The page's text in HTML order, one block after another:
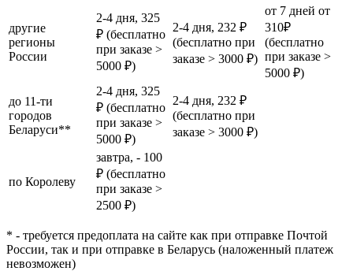
другие
регионы
России
2-4 дня, 325
₽ (бесплатно
при заказе >
5000 ₽)
2-4 дня, 232 ₽
(бесплатно при
заказе > 3000 ₽)
от 7 дней от
310₽
(бесплатно
при заказе >
5000 ₽)
до 11-ти
городов
Беларуси**
2-4 дня, 325
₽ (бесплатно
при заказе >
5000 ₽)
2-4 дня, 232 ₽
(бесплатно при
заказе > 3000 ₽)
по Королеву
завтра, - 100
₽ (бесплатно
при заказе >
2500 ₽)
* - требуется предоплата на сайте как при отправке Почтой
России, так и при отправке в Беларусь (наложенный платеж
невозможен)